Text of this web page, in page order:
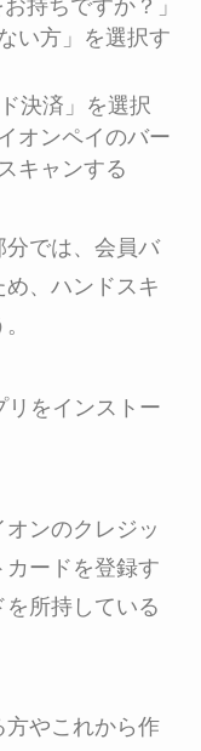
持ちですか？」
い方」を選択す
決済」を選択
オンペイのバー
キャンする
では、会員バ
、ハンドスキ
リをインストー
ンのクレジッ
カードを登録す
所持している
方やこれから作